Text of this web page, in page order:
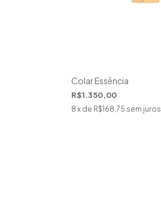
Colar Essência
R$1.350,00
8 x de R$168,75 sem juros